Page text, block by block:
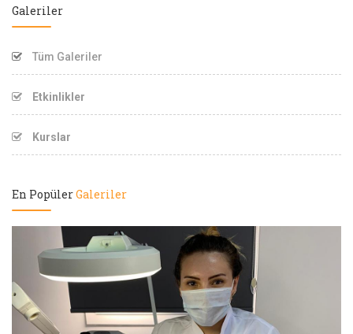
Galeriler
Tüm Galeriler
Etkinlikler
Kurslar
En PopülerGaleriler